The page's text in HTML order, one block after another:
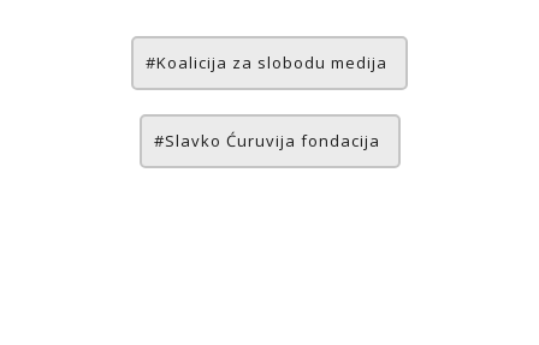
Koalicija za slobodu medija
Slavko Ćuruvija fondacija